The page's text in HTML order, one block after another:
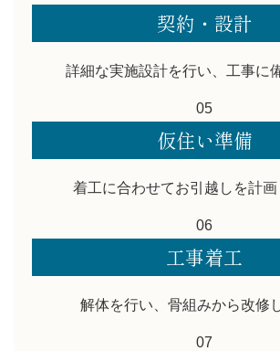
契約・設計
詳細な実施設計を行い、工事に
05
仮住い準備
着工に合わせてお引越しを計画
06
工事着工
解体を行い、骨組みから改修
07